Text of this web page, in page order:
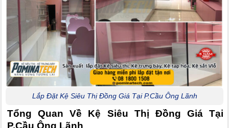
Lắp Đặt Kệ Siêu Thị Đồng Giá Tại P.Cầu Ông Lãnh
Tổng Quan Về Kệ Siêu Thị Đồng Giá Tại
P.Cầu Ông Lãnh